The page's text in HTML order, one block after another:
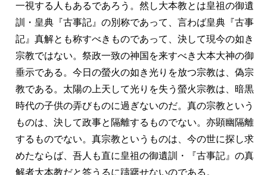
一視する人もあるであろう。然し大本教とは皇祖の御遺
訓・皇典『古事記』の別称であって、言わば皇典『古事
記』真解とも称すべきものであって、決して現今の如き
宗教ではない。祭政一致の神国を来すべき大本大神の御
垂示である。今日の螢火の如き光りを放つ宗教は、偽宗
教である。太陽の上天して光りを失う螢火宗教は、暗黒
時代の子供の弄びものに過ぎないのだ。真の宗教という
ものは、決して政事と隔離するものでない。亦顕幽隔離
するものでない。真宗教というものは、今の世に探し求
めたならば、吾人も直に皇祖の御遺訓・『古事記』の真
解者大本教だと答うるに躊躇せないのである。